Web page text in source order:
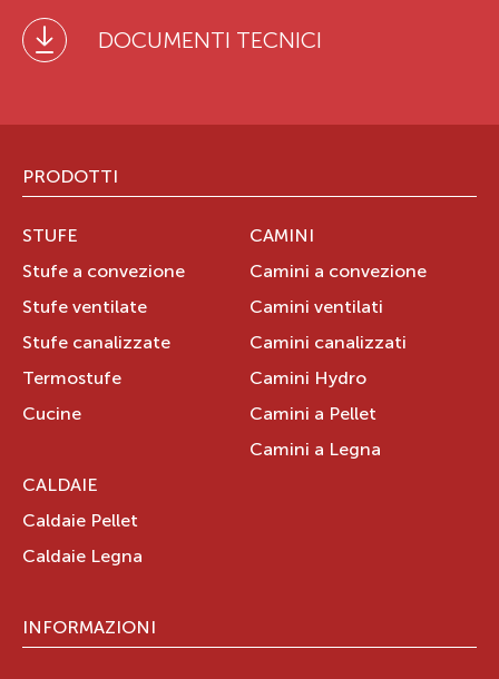
DOCUMENTI TECNICI
PRODOTTI
STUFE
Stufe a convezione
Stufe ventilate
Stufe canalizzate
Termostufe
Cucine
CAMINI
Camini a convezione
Camini ventilati
Camini canalizzati
Camini Hydro
Camini a Pellet
Camini a Legna
CALDAIE
Caldaie Pellet
Caldaie Legna
INFORMAZIONI